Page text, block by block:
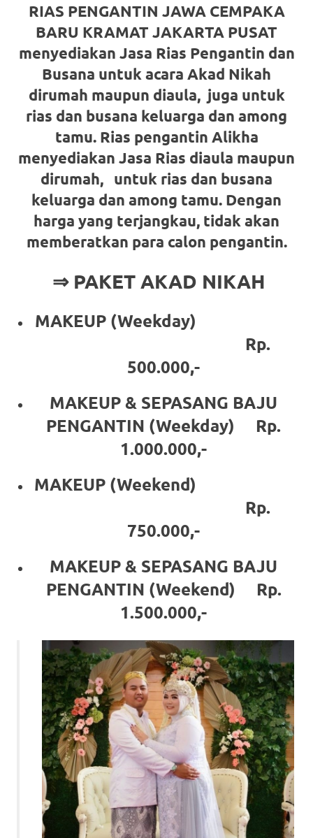
this
link
right
here
https://www.domainwatches.com
visit
website
content
https://
https://www.gameswatches.com
gift
good
luxury
replica
watches.
men's
https://www.drugswatches.com.
RIAS PENGANTIN JAWA CEMPAKA
BARU KRAMAT JAKARTA PUSAT
menyediakan Jasa Rias Pengantin dan
Busana untuk acara Akad Nikah
dirumah maupun diaula, juga untuk
rias dan busana keluarga dan among
tamu. Rias pengantin Alikha
menyediakan Jasa Rias diaula maupun
dirumah, untuk rias dan busana
keluarga dan among tamu. Dengan
harga yang terjangkau, tidak akan
memberatkan para calon pengantin.
⇒ PAKET AKAD NIKAH
MAKEUP (Weekday)
Rp.
500.000,-
MAKEUP & SEPASANG BAJU
PENGANTIN (Weekday) Rp.
1.000.000,-
MAKEUP (Weekend)
Rp.
750.000,-
MAKEUP & SEPASANG BAJU
PENGANTIN (Weekend) Rp.
1.500.000,-